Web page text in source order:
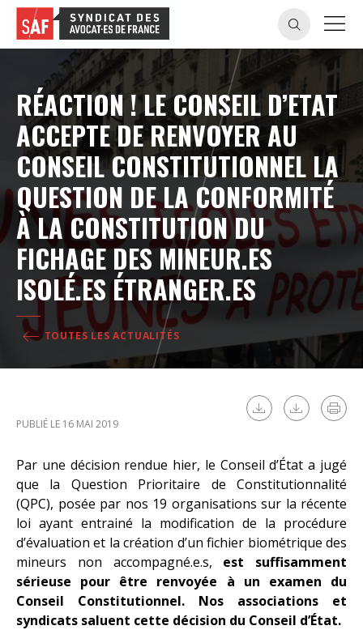
RÉACTION ! LE CONSEIL D’ETAT
ACCEPTE DE RENVOYER AU
CONSEIL CONSTITUTIONNEL LA
QUESTION DE LA CONFORMITÉ
À LA CONSTITUTION DU
FICHAGE DES MINEUR.ES
ISOLÉ.ES ÉTRANGER.ES
TOUTES LES ACTUALITÉS
PUBLIÉ LE 16 MAI 2019
Par une décision rendue hier, le Conseil d’État a jugé
que la Question Prioritaire de Constitutionnalité
(QPC), posée par nos 19 organisations sur la récente
loi ayant entrainé la modification de la procédure
d’évaluation et la création d’un fichier biométrique des
mineurs non accompagné.e.s, est suffisamment
sérieuse pour être renvoyée à un examen du
Conseil Constitutionnel.
Nos associations et
syndicats saluent cette décision du Conseil d’État.